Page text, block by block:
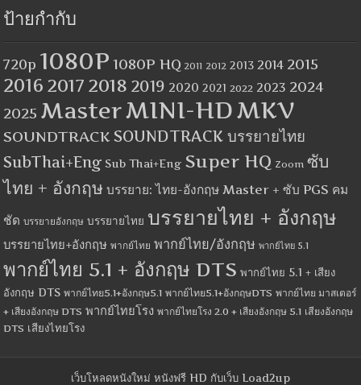
ป้ายกำกับ
720p 1080P 1080P HQ 2011 2012 2013 2014 2015
2016 2017 2018 2019 2020 2021 2022 2023 2024
2025 MasterMINI-HDMKV
SOUNDTRACK SOUNDTRACK บรรยายไทย
SubThai+Eng Sub Thai+Eng Super HQ Zoom ซับ
ไทย + อังกฤษ บรรยาย: ไทย-อังกฤษ Master + ซับ PGS คม
ชัด บรรยายอังกฤษ บรรยายไทย บรรยายไทย + อังกฤษ
บรรยายไทย+อังกฤษ พากย์ไทย พากย์ไทย/อังกฤษ พากย์ไทย 5.1
พากย์ไทย 5.1 + อังกฤษ DTS พากย์ไทย 5.1 + เสียง
อังกฤษ DTS พากย์ไทย5.1+อังกฤษ5.1 พากย์ไทย5.1+อังกฤษDTS พากย์ไทย มาสเตอร์
+ เสียงอังกฤษ DTS พากย์ไทยโรง พากย์ไทยโรง 2.0 + เสียงอังกฤษ 5.1 เสียงอังกฤษ
DTS เสียงไทยโรง
เว็บโหลดหนังใหม่ หนังฟรี HD กับเว็บ Load2up